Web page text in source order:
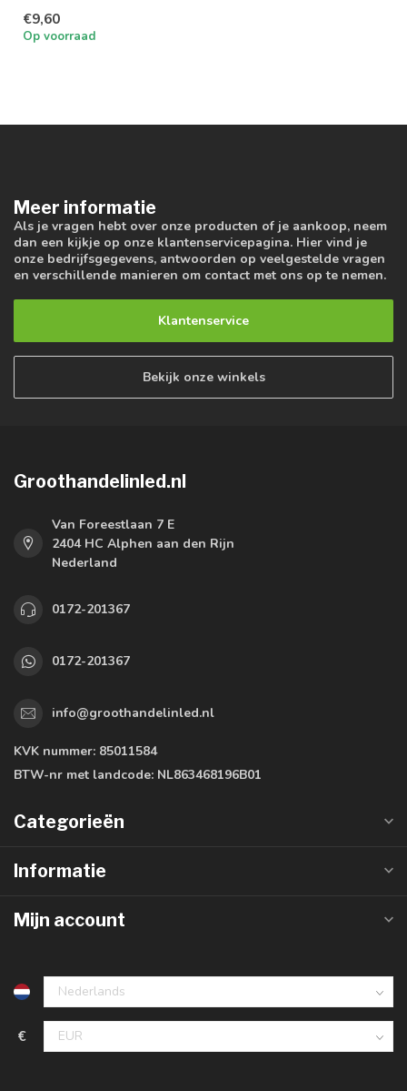
€9,60
Op voorraad
Meer informatie
Als je vragen hebt over onze producten of je aankoop, neem
dan een kijkje op onze klantenservicepagina. Hier vind je
onze bedrijfsgegevens, antwoorden op veelgestelde vragen
en verschillende manieren om contact met ons op te nemen.
Klantenservice
Bekijk onze winkels
Groothandelinled.nl
Van Foreestlaan 7 E
2404 HC Alphen aan den Rijn
Nederland
0172-201367
0172-201367
info@groothandelinled.nl
KVK nummer: 85011584
BTW-nr met landcode: NL863468196B01
Categorieën
Informatie
Mijn account
€